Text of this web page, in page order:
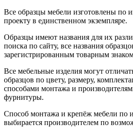
Все образцы мебели изготовлены по
проекту в единственном экземпляре.
Образцы имеют названия для их
поиска по сайту, все названия
зарегистрированным товарным
Все мебельные изделия могут
образцов по цвету, размеру,
способами монтажа и
фурнитуры.
Способ монтажа и крепёж мебели по
выбирается производителем по